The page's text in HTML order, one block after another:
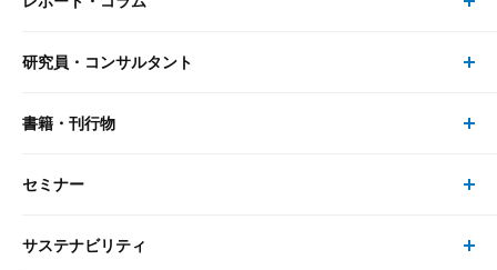
事業・ソリューション トップ
リサーチ
レポート・コラム トップ
最新のレポート・コラム
研究員・コンサルタント
研究員・コンサルタント トップ
研究員
書籍・刊行物
書籍・刊行物 トップ
書籍
セミナー
セミナー トップ
サステナビリティ